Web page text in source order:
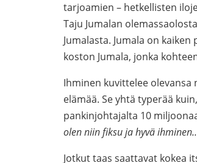
tarjoamien – hetkellisten
Taju Jumalan
Jumalasta. Jumala on
koston Jumala, jonka
Ihminen kuvittelee olevansa
elämää. Se yhtä typerää
pankinjohtajalta 10
olen niin fiksu ja hyvä
Jotkut taas saattavat kokea